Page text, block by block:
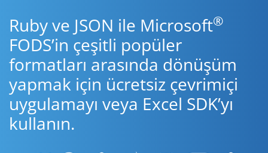
Ruby ve JSON ile Microsoft®
FODS’in çeşitli popüler
formatları arasında dönüşüm
yapmak için ücretsiz çevrimiçi
uygulamayı veya Excel SDK’yı
kullanın.